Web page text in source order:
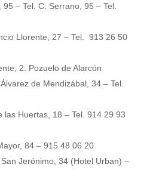
95 – Tel. C. Serrano, 95 – Tel.
Llorente, 27 – Tel. 913 26 50
2. Pozuelo de Alarcón
de Mendizábal, 34 – Tel.
las Huertas, 18 – Tel. 914 29 93
84 – 915 48 06 20
Jerónimo, 34 (Hotel Urban) –